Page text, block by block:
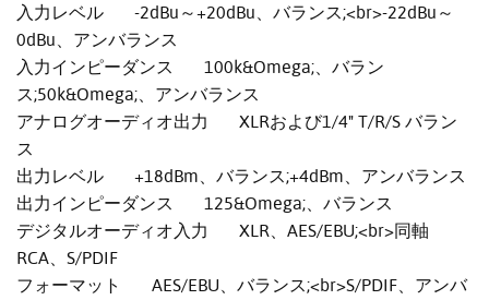
入力レベル -2dBu～+20dBu、バランス;<br>-22dBu～
0dBu、アンバランス
入力インピーダンス 100k&Omega;、バラン
ス;50k&Omega;、アンバランス
アナログオーディオ出力 XLRおよび1/4" T/R/S バラン
ス
出力レベル +18dBm、バランス;+4dBm、アンバランス
出力インピーダンス 125&Omega;、バランス
デジタルオーディオ入力 XLR、AES/EBU;<br>同軸
RCA、S/PDIF
フォーマット AES/EBU、バランス;<br>S/PDIF、アンバ